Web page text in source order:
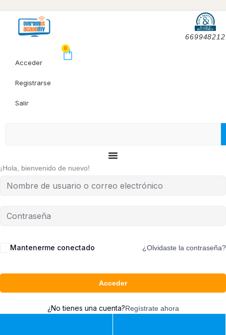
669948212
Acceder
Registrarse
Salir
0
¡Hola, bienvenido de nuevo!
Mantenerme conectado ¿Olvidaste la contraseña?
Acceder
¿No tienes una cuenta?Regístrate ahora